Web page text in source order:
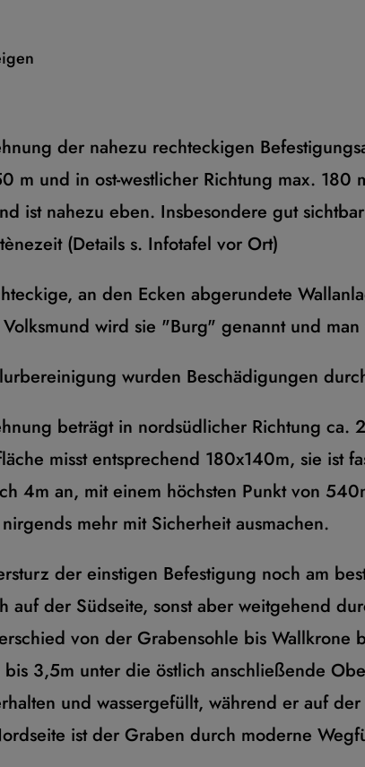
der nahezu rechteckigen
m und in ost-westlicher Richtung max.
ist nahezu eben. Insbesondere gut
(Details s. Infotafel vor Ort)
an den Ecken abgerundete
wird sie "Burg" genannt und
wurden Beschädigungen
beträgt in nordsüdlicher Richtung ca.
misst entsprechend 180x140m, sie ist
4m an, mit einem höchsten Punkt von
mehr mit Sicherheit ausmachen.
der einstigen Befestigung noch am
auf der Südseite, sonst aber weitgehend
von der Grabensohle bis Wallkrone
3,5m unter die östlich anschließende
und wassergefüllt, während er auf
ist der Graben durch moderne